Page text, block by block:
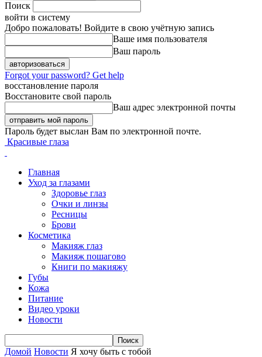
Поиск
войти в систему
Добро пожаловать! Войдите в свою учётную запись
Ваше имя пользователя
Ваш пароль
Forgot your password? Get help
восстановление пароля
Восстановите свой пароль
Ваш адрес электронной почты
Пароль будет выслан Вам по электронной почте.
Красивые глаза
Главная
Уход за глазами
Здоровье глаз
Очки и линзы
Ресницы
Брови
Косметика
Макияж глаз
Макияж пошагово
Книги по макияжу
Губы
Кожа
Питание
Видео уроки
Новости
Домой Новости Я хочу быть с тобой